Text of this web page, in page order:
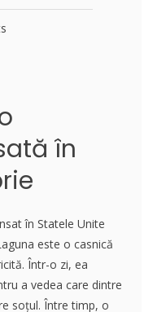
în
în Statele Unite
este o casnică
Într-o zi, ea
a vedea care dintre
soțul. Între timp, o